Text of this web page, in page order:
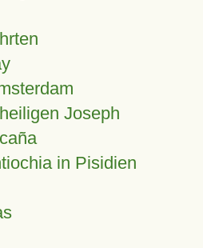
Joseph
in Pisidien